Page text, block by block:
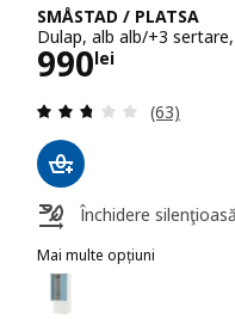
SMÅSTAD / PLATSA
Dulap, alb alb/+3
990lei
Preţ 990lei
Evaluare:
(63)
Închidere silenţioasă
Mai multe opțiuni
SMÅSTAD / PLATSA
Opțiune: SMÅSTAD /